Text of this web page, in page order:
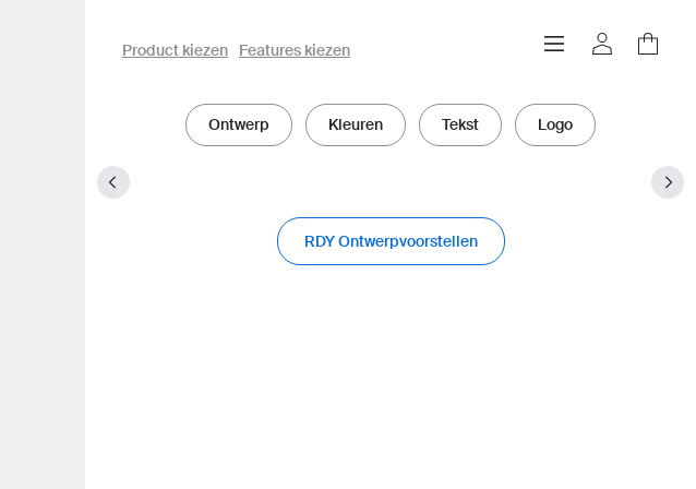
Product kiezen Features kiezen
Ontwerp Kleuren Tekst Logo
RDY Ontwerpvoorstellen